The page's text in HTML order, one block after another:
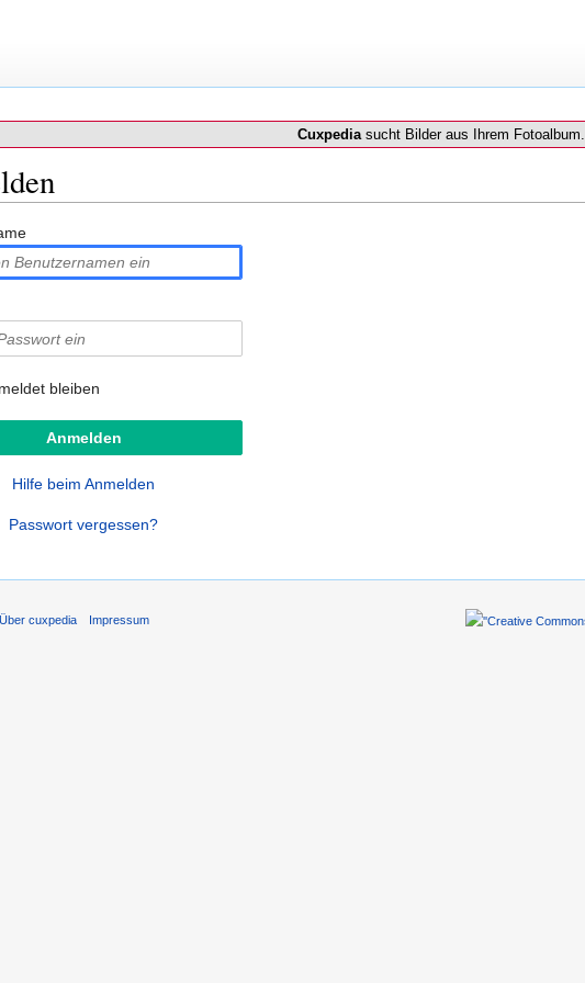
Cuxpediasucht Bilder aus Ihrem Fotoalbum.
bleiben
Hilfe beim Anmelden
Passwort vergessen?
Über cuxpedia Impressum